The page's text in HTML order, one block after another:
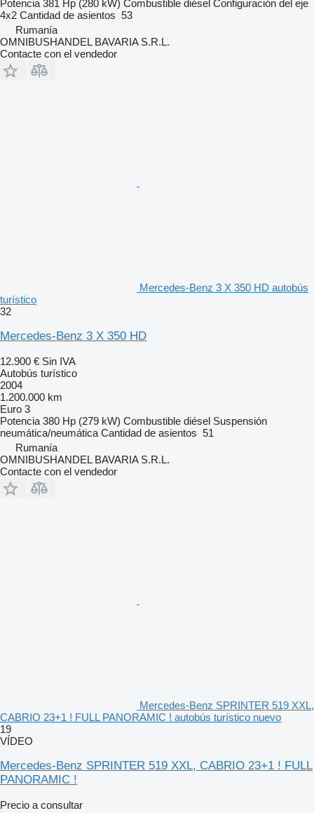
Potencia 381 Hp (280 kW) Combustible diésel Configuración del eje
4x2 Cantidad de asientos 53
Rumanía
OMNIBUSHANDEL BAVARIA S.R.L.
Contacte con el vendedor
Mercedes-Benz 3 X 350 HD autobús
turístico
32
Mercedes-Benz 3 X 350 HD
12.900 € Sin IVA
Autobús turístico
2004
1.200.000 km
Euro 3
Potencia 380 Hp (279 kW) Combustible diésel Suspensión
neumática/neumática Cantidad de asientos 51
Rumanía
OMNIBUSHANDEL BAVARIA S.R.L.
Contacte con el vendedor
Mercedes-Benz SPRINTER 519 XXL,
CABRIO 23+1 ! FULL PANORAMIC ! autobús turístico nuevo
19
VÍDEO
Mercedes-Benz SPRINTER 519 XXL, CABRIO 23+1 ! FULL
PANORAMIC !
Precio a consultar